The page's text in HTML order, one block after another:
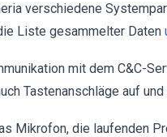
verschiedene
Liste gesammelter Daten
mit dem C&C-
Tastenanschläge auf
Mikrofon, die laufenden